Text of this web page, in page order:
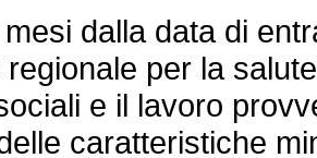
dalla data di
per la
e il lavoro
caratteristiche